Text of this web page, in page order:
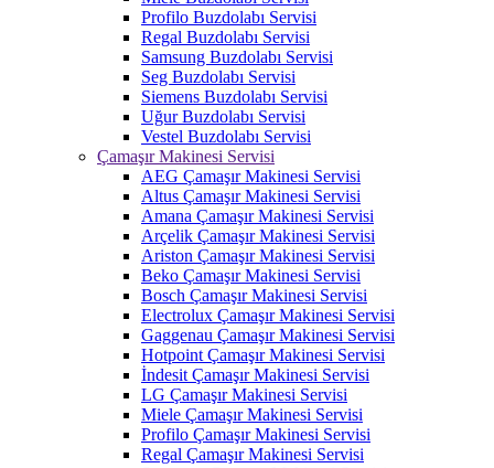
Profilo Buzdolabı Servisi
Regal Buzdolabı Servisi
Samsung Buzdolabı Servisi
Seg Buzdolabı Servisi
Siemens Buzdolabı Servisi
Uğur Buzdolabı Servisi
Vestel Buzdolabı Servisi
Çamaşır Makinesi Servisi
AEG Çamaşır Makinesi Servisi
Altus Çamaşır Makinesi Servisi
Amana Çamaşır Makinesi Servisi
Arçelik Çamaşır Makinesi Servisi
Ariston Çamaşır Makinesi Servisi
Beko Çamaşır Makinesi Servisi
Bosch Çamaşır Makinesi Servisi
Electrolux Çamaşır Makinesi Servisi
Gaggenau Çamaşır Makinesi Servisi
Hotpoint Çamaşır Makinesi Servisi
İndesit Çamaşır Makinesi Servisi
LG Çamaşır Makinesi Servisi
Miele Çamaşır Makinesi Servisi
Profilo Çamaşır Makinesi Servisi
Regal Çamaşır Makinesi Servisi